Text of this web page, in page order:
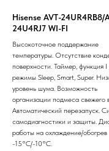
Hisense AVT-24UR4RB8/
24U4RJ7 WI-FI
Высокоточное поддержание
температуры. Отсутствие
поверхности. Таймер, функция I
режимы Sleep, Smart, Super.
уровень шума. Возможность
организации подмеса свежего
Автоматический перезапуск.
самодиагностики и защиты.
работы на охлаждение/обогрев
-15°С/-10°С.